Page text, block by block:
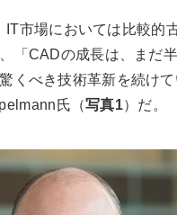
市場においては比較的
「CADの成長は、まだ
くべき技術革新を続け
氏（写真1）だ。